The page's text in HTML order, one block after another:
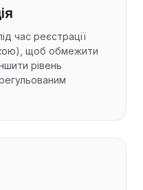
час реєстрації
щоб обмежити
рівень